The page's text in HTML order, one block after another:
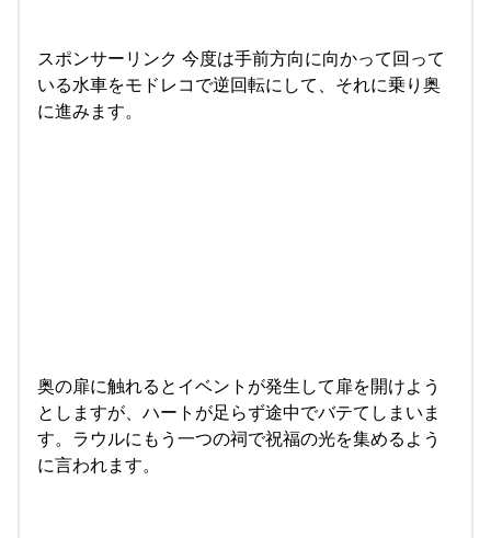
スポンサーリンク 今度は手前方向に向かって回って
いる水車をモドレコで逆回転にして、それに乗り奥
に進みます。
奥の扉に触れるとイベントが発生して扉を開けよう
としますが、ハートが足らず途中でバテてしまいま
す。ラウルにもう一つの祠で祝福の光を集めるよう
に言われます。